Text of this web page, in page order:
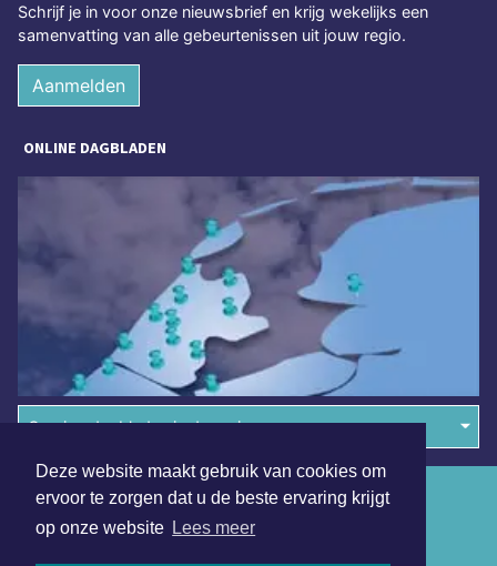
Deze website maakt gebruik van cookies om
ervoor te zorgen dat u de beste ervaring krijgt
op onze website Lees meer
Schrijf je in voor onze nieuwsbrief en krijg wekelijks een
samenvatting van alle gebeurtenissen uit jouw regio.
Aanmelden
ONLINE DAGBLADEN
Overige dagbladen in de regio
Algemene voorwaarden
Disclaimer